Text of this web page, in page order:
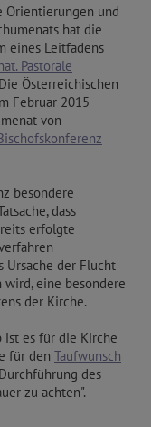
Orientierungen und
hat die
eines Leitfadens
Pastorale
Österreichischen
Februar 2015
von
besondere
dass
erfolgte
Ursache der Flucht
wird, eine besondere
der Kirche.
ist es für die Kirche
für den Taufwunsch
des
zu achten".